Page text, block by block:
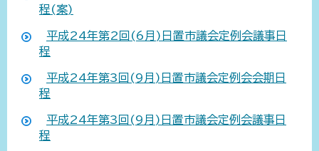
程(案)
平成24年第2回(6月)日置市議会定例会議事日
程
平成24年第3回(9月)日置市議会定例会会期日
程
平成24年第3回(9月)日置市議会定例会議事日
程